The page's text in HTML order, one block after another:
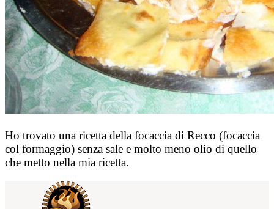
Ho trovato una ricetta della focaccia di Recco (focaccia
col formaggio) senza sale e molto meno olio di quello
che metto nella mia ricetta.